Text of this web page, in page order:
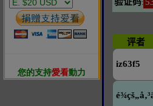
您的支持愛看動力